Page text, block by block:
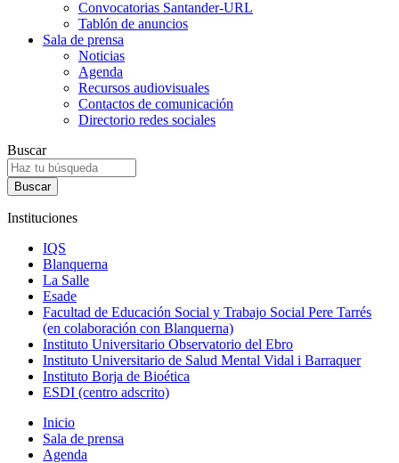
Convocatorias Santander-URL
Tablón de anuncios
Sala de prensa
Noticias
Agenda
Recursos audiovisuales
Contactos de comunicación
Directorio redes sociales
Buscar
Instituciones
IQS
Blanquerna
La Salle
Esade
Facultad de Educación Social y Trabajo Social Pere Tarrés
(en colaboración con Blanquerna)
Instituto Universitario Observatorio del Ebro
Instituto Universitario de Salud Mental Vidal i Barraquer
Instituto Borja de Bioética
ESDI (centro adscrito)
Inicio
Sala de prensa
Agenda